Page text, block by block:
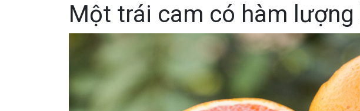
Một trái cam có hàm lượng